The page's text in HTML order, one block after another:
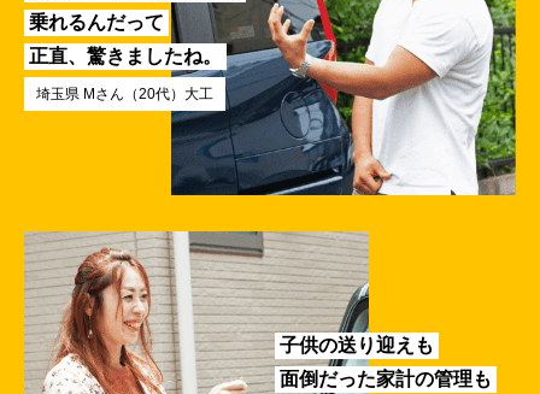
乗れるんだって
正直、驚きましたね。
埼玉県 Mさん（20代）大工
子供の送り迎えも
面倒だった家計の管理も